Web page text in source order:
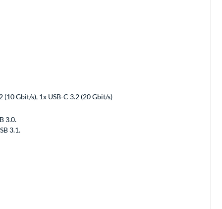
(10 Gbit/s), 1x USB-C 3.2 (20 Gbit/s)
3.0.
3.1.